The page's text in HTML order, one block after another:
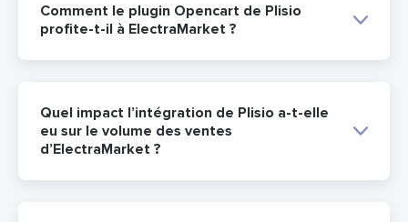
Comment le plugin Opencart de Plisio
profite-t-il à ElectraMarket ?
Quel impact l’intégration de Plisio a-t-elle
eu sur le volume des ventes
d’ElectraMarket ?